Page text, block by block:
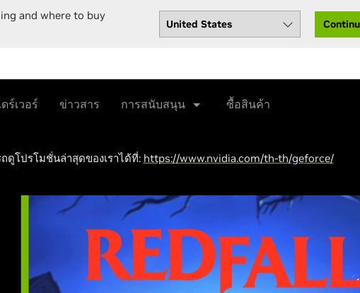
and where to buy
ร์เวอร์ ข่าวสาร การสนับสนุน ซื้อสินค้า
โปรโมชั่นล่าสุดของเราได้ที่: https://www.nvidia.com/th-th/geforce/